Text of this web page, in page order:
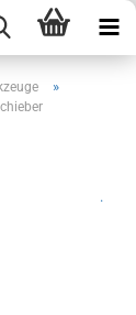
»
.